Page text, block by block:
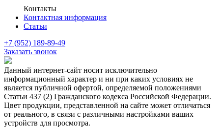
Контакты
Контактная информация
Статьи
+7 (952) 189-89-49
Заказать звонок
Данный интернет-сайт носит исключительно
информационный характер и ни при каких условиях не
является публичной офертой, определяемой положениями
Статьи 437 (2) Гражданского кодекса Российской Федерации.
Цвет продукции, представленной на сайте может отличаться
от реального, в связи с различными настройками ваших
устройств для просмотра.